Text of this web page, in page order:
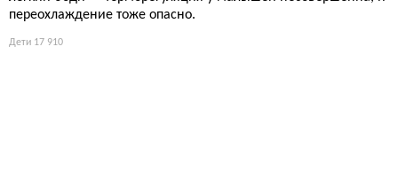
переохлаждение тоже опасно.
Дети 17 910